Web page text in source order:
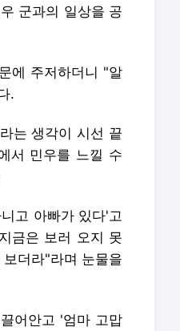
군과의 일상을 공
에 주저하더니 "알
.
는 생각이 시선 끝
서 민우를 느낄 수
고 아빠가 있다'고
금은 보러 오지 못
더라"라며 눈물을
어안고 '엄마 고맙